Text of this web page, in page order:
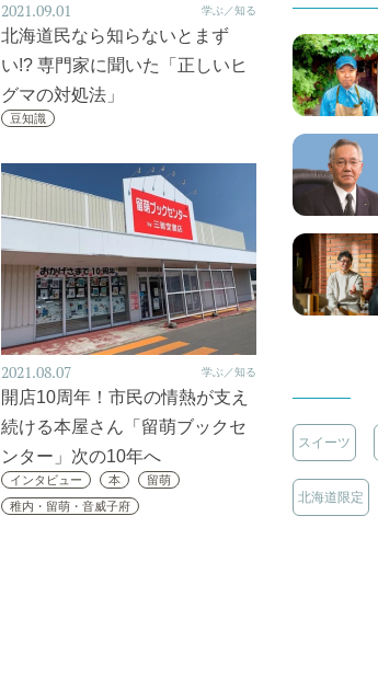
2021.09.01 学ぶ／知る
北海道民なら知らないとまず
い!? 専門家に聞いた「正しいヒ
グマの対処法」
豆知識
2021.08.07 学ぶ／知る
開店10周年！市民の情熱が支え
続ける本屋さん「留萌ブックセ
ンター」次の10年へ
インタビュー 本
留萌
稚内・留萌・音威子府
スイーツ
北海道限定